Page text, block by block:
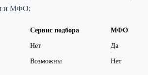
и МФО:
Сервис подбора МФО
Нет Да
Возможны Нет